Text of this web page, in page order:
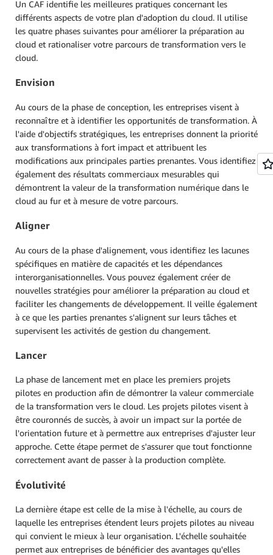
Un CAF identifie les meilleures pratiques concernant les
différents aspects de votre plan d'adoption du cloud. Il utilise
les quatre phases suivantes pour améliorer la préparation au
cloud et rationaliser votre parcours de transformation vers le
cloud.
Envision
Au cours de la phase de conception, les entreprises visent à
reconnaître et à identifier les opportunités de transformation. À
l'aide d'objectifs stratégiques, les entreprises donnent la priorité
aux transformations à fort impact et attribuent les
modifications aux principales parties prenantes. Vous identifiez
également des résultats commerciaux mesurables qui
démontrent la valeur de la transformation numérique dans le
cloud au fur et à mesure de votre parcours.
Aligner
Au cours de la phase d'alignement, vous identifiez les lacunes
spécifiques en matière de capacités et les dépendances
interorganisationnelles. Vous pouvez également créer de
nouvelles stratégies pour améliorer la préparation au cloud et
faciliter les changements de développement. Il veille également
à ce que les parties prenantes s'alignent sur leurs tâches et
supervisent les activités de gestion du changement.
Lancer
La phase de lancement met en place les premiers projets
pilotes en production afin de démontrer la valeur commerciale
de la transformation vers le cloud. Les projets pilotes visent à
être couronnés de succès, à avoir un impact sur la portée de
l'orientation future et à permettre aux entreprises d'ajuster leur
approche. Cette étape permet de s'assurer que tout fonctionne
correctement avant de passer à la production complète.
Évolutivité
La dernière étape est celle de la mise à l'échelle, au cours de
laquelle les entreprises étendent leurs projets pilotes au niveau
qui convient le mieux à leur organisation. L'échelle souhaitée
permet aux entreprises de bénéficier des avantages qu'elles